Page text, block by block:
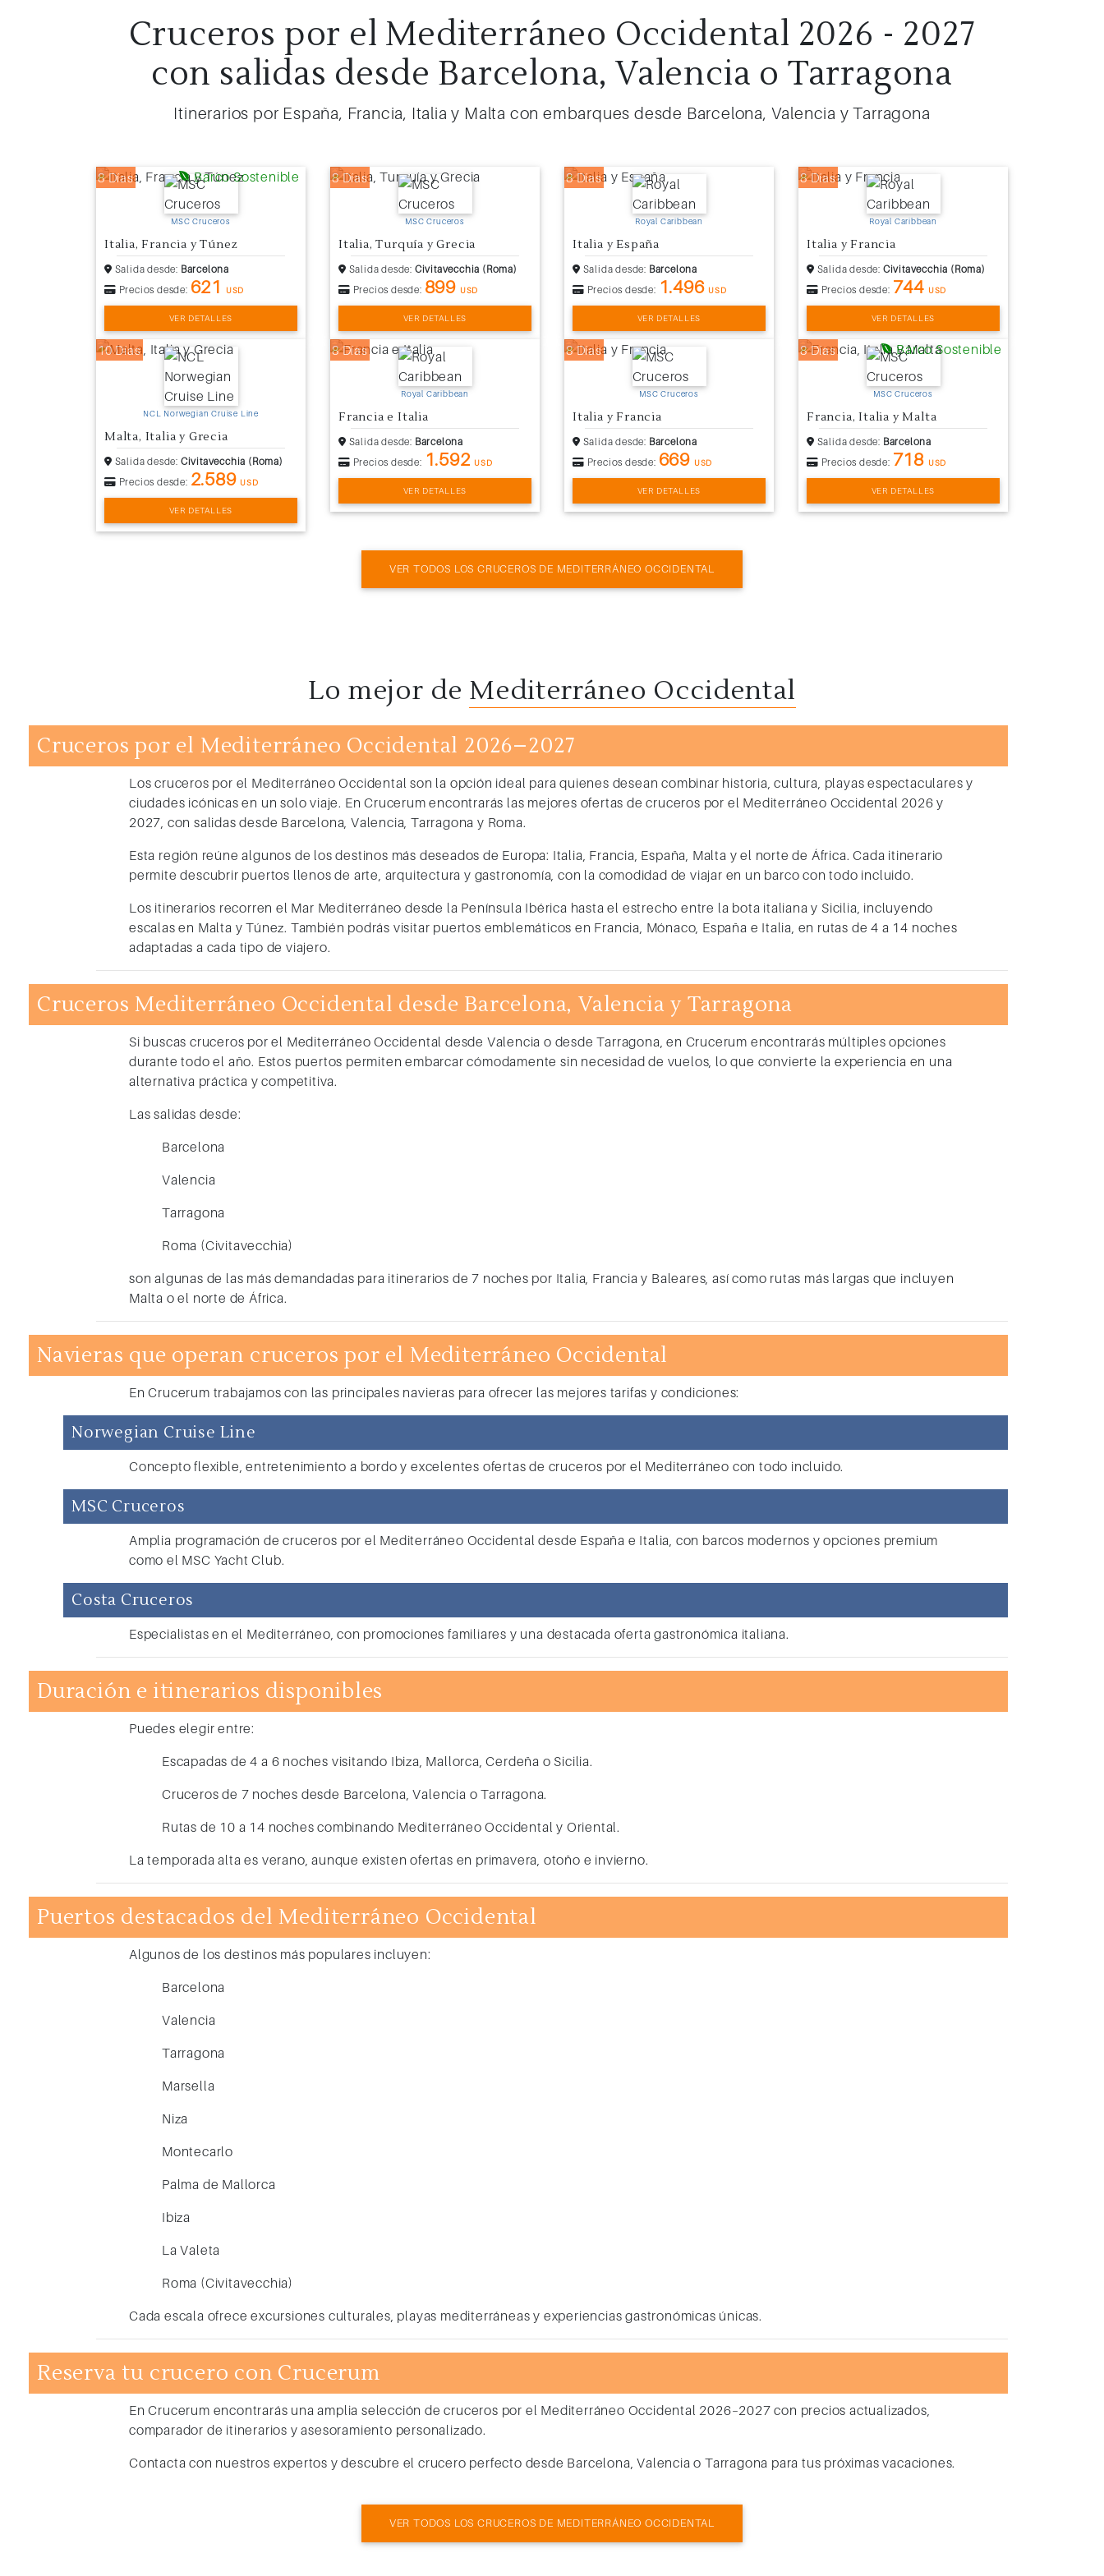
Cruceros por el Mediterráneo Occidental 2026 - 2027
con salidas desde Barcelona, Valencia o Tarragona
Itinerarios por España, Francia, Italia y Malta con embarques desde Barcelona, Valencia y Tarragona
8 Días Barco Sostenible
MSC Cruceros
Italia, Francia y Túnez
Salida desde: Barcelona
Precios desde: 621 USD
VER DETALLES
8 Días
MSC Cruceros
Italia, Turquía y Grecia
Salida desde: Civitavecchia (Roma)
Precios desde: 899 USD
VER DETALLES
8 Días
Royal Caribbean
Italia y España
Salida desde: Barcelona
Precios desde: 1.496 USD
VER DETALLES
8 Días
Royal Caribbean
Italia y Francia
Salida desde: Civitavecchia (Roma)
Precios desde: 744 USD
VER DETALLES
10 Días
NCL Norwegian Cruise Line
Malta, Italia y Grecia
Salida desde: Civitavecchia (Roma)
Precios desde: 2.589 USD
VER DETALLES
8 Días
Royal Caribbean
Francia e Italia
Salida desde: Barcelona
Precios desde: 1.592 USD
VER DETALLES
8 Días
MSC Cruceros
Italia y Francia
Salida desde: Barcelona
Precios desde: 669 USD
VER DETALLES
8 Días Barco Sostenible
MSC Cruceros
Francia, Italia y Malta
Salida desde: Barcelona
Precios desde: 718 USD
VER DETALLES
VER TODOS LOS CRUCEROS DE MEDITERRÁNEO OCCIDENTAL
Lo mejor de Mediterráneo Occidental
Cruceros por el Mediterráneo Occidental 2026–2027
Loscruceros por el Mediterráneo Occidental son la opción ideal para quienes desean combinar historia, cultura, playas espectaculares y
ciudades icónicas en un solo viaje. En Crucerum encontrarás las mejores ofertas de cruceros por el Mediterráneo Occidental 2026 y
2027 , con salidas desde Barcelona, Valencia, Tarragona y Roma.
Esta región reúne algunos de los destinos más deseados de Europa: Italia, Francia, España, Malta y el norte de África. Cada itinerario
permite descubrir puertos llenos de arte, arquitectura y gastronomía, con la comodidad de viajar en un barco con todo incluido.
Los itinerarios recorren el Mar Mediterráneo desde la Península Ibérica hasta el estrecho entre la bota italiana y Sicilia, incluyendo
escalas en Malta y Túnez. También podrás visitar puertos emblemáticos en Francia, Mónaco, España e Italia, en rutas de 4 a 14 noches
adaptadas a cada tipo de viajero.
Cruceros Mediterráneo Occidental desde Barcelona, Valencia y Tarragona
Si buscas cruceros por el Mediterráneo Occidental desde Valencia o desde Tarragona , en Crucerum encontrarás múltiples opciones
durante todo el año. Estos puertos permiten embarcar cómodamente sin necesidad de vuelos, lo que convierte la experiencia en una
alternativa práctica y competitiva.
Las salidas desde:
Barcelona
Valencia
Tarragona
Roma (Civitavecchia)
son algunas de las más demandadas para itinerarios de 7 noches por Italia, Francia y Baleares, así como rutas más largas que incluyen
Malta o el norte de África.
Navieras que operan cruceros por el Mediterráneo Occidental
En Crucerum trabajamos con las principales navieras para ofrecer las mejores tarifas y condiciones:
Norwegian Cruise Line
Concepto flexible, entretenimiento a bordo y excelentes ofertas de cruceros por el Mediterráneo con todo incluido.
MSC Cruceros
Amplia programación de cruceros por el Mediterráneo Occidental desde España e Italia, con barcos modernos y opciones premium
como el MSC Yacht Club.
Costa Cruceros
Especialistas en el Mediterráneo, con promociones familiares y una destacada oferta gastronómica italiana.
Duración e itinerarios disponibles
Puedes elegir entre:
Escapadas de 4 a 6 noches visitando Ibiza, Mallorca, Cerdeña o Sicilia.
Cruceros de 7 noches desde Barcelona, Valencia o Tarragona.
Rutas de 10 a 14 noches combinando Mediterráneo Occidental y Oriental.
La temporada alta es verano, aunque existen ofertas en primavera, otoño e invierno.
Puertos destacados del Mediterráneo Occidental
Algunos de los destinos más populares incluyen:
Barcelona
Valencia
Tarragona
Marsella
Niza
Montecarlo
Palma de Mallorca
Ibiza
La Valeta
Roma (Civitavecchia)
Cada escala ofrece excursiones culturales, playas mediterráneas y experiencias gastronómicas únicas.
Reserva tu crucero con Crucerum
En Crucerum encontrarás una amplia selección decruceros por el Mediterráneo Occidental 2026–2027 con precios actualizados,
comparador de itinerarios y asesoramiento personalizado.
Contacta con nuestros expertos y descubre el crucero perfecto desde Barcelona, Valencia o Tarragona para tus próximas vacaciones.
VER TODOS LOS CRUCEROS DE MEDITERRÁNEO OCCIDENTAL